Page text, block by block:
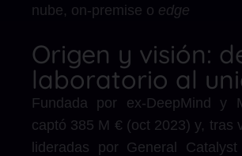
nube, on-premise o edge
Origen y visión:
laboratorio al
Fundada por ex-DeepMind y
captó 385 M € (oct 2023) y, tras
lideradas por General